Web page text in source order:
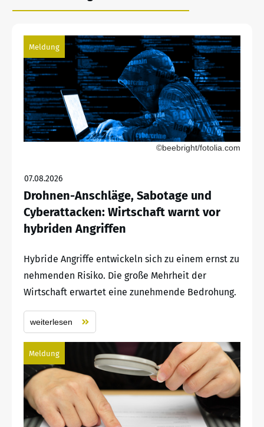
Meldung
©beebright/fotolia.com
07.08.2026
Drohnen-Anschläge, Sabotage und
Cyberattacken: Wirtschaft warnt vor
hybriden Angriffen
Hybride Angriffe entwickeln sich zu einem ernst zu
nehmenden Risiko. Die große Mehrheit der
Wirtschaft erwartet eine zunehmende Bedrohung.
weiterlesen
Meldung